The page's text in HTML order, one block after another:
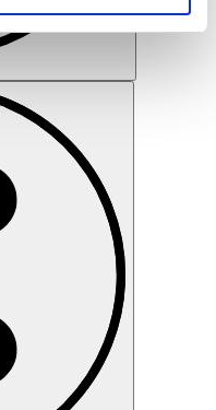
weiter. Unsere
möglicherweise mit
ihnen bereitgestellt
Nutzung der Dienste